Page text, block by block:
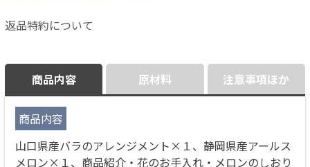
返品特約について
商品内容
商品内容
山口県産バラのアレンジメント×１、静岡県産アールス
メロン×１、商品紹介・花のお手入れ・メロンのしおり
原材料 注意事項ほか